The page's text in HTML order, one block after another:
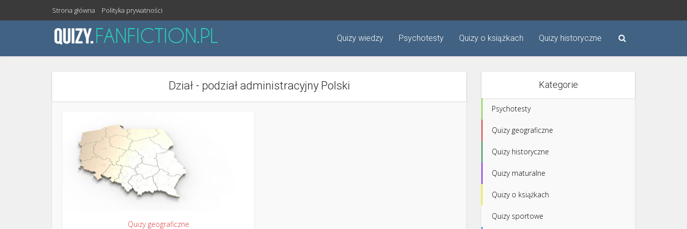
Strona główna Polityka prywatności
Quizy wiedzy Psychotesty Quizy o książkach Quizy historyczne
Dział - podział administracyjny Polski
Quizy geograficzne
Kategorie
Psychotesty
Quizy geograficzne
Quizy historyczne
Quizy maturalne
Quizy o książkach
Quizy sportowe